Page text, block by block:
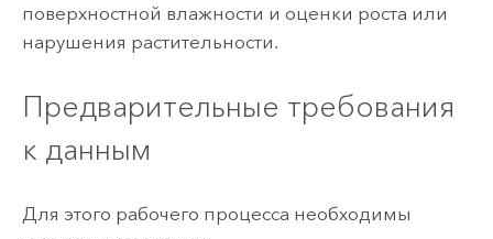
поверхностной влажности и оценки роста или
нарушения растительности.
Предварительные требования
к данным
Для этого рабочего процесса необходимы